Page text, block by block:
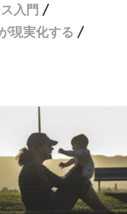
入門
現実化する